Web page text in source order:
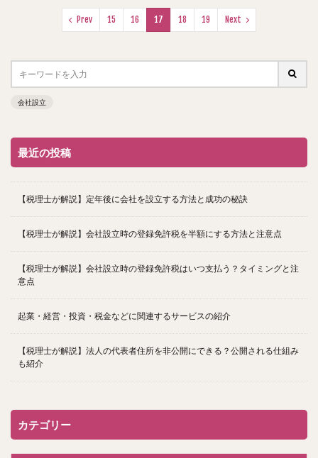
Prev 15 16 17 18 19 Next
会社設立
最近の投稿
【税理士が解説】定年後に会社を設立する方法と成功の秘訣
【税理士が解説】会社設立時の登録免許税を半額にする方法と注意点
【税理士が解説】会社設立時の登録免許税はいつ支払う？タイミングと注
意点
起業・経営・投資・税金などに関連するサービスの紹介
【税理士が解説】法人の代表者住所を非公開にできる？公開される仕組み
も紹介
カテゴリー